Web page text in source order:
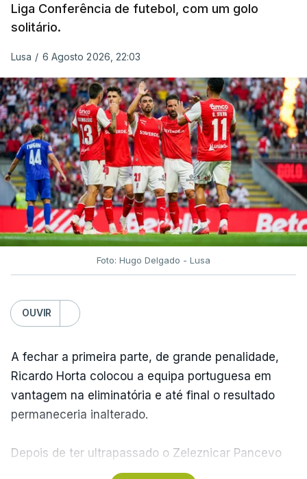
Liga Conferência de futebol, com um golo
solitário.
Lusa / 6 Agosto 2026, 22:03
Foto: Hugo Delgado - Lusa
OUVIR
A fechar a primeira parte, de grande penalidade,
Ricardo Horta colocou a equipa portuguesa em
vantagem na eliminatória e até final o resultado
permaneceria inalterado.
Depois de ter ultrapassado o Zeleznicar Pancevo
na segunda pré-eliminatória de acesso à fase de